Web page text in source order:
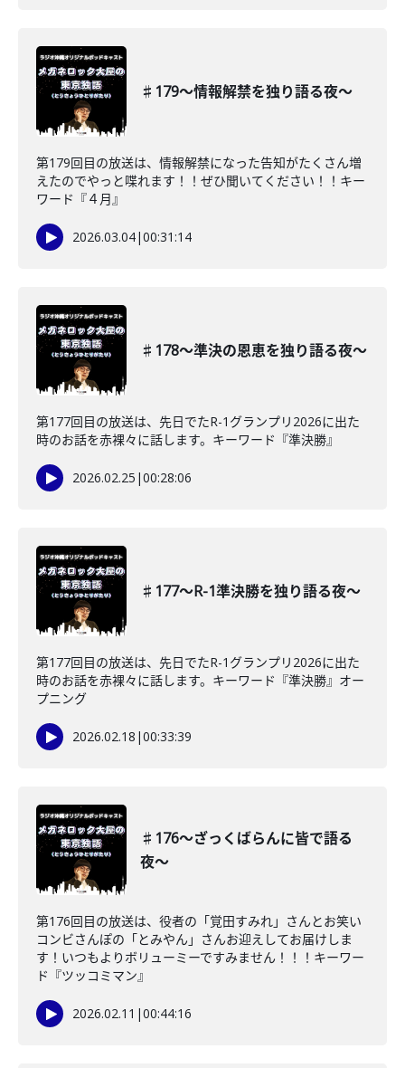
♯179〜情報解禁を独り語る夜〜
第179回目の放送は、情報解禁になった告知がたくさん増
えたのでやっと喋れます！！ぜひ聞いてください！！キー
ワード『４月』
2026.03.04|00:31:14
♯178〜準決の恩恵を独り語る夜〜
第177回目の放送は、先日でたR-1グランプリ2026に出た
時のお話を赤裸々に話します。キーワード『準決勝』
2026.02.25 |00:28:06
♯177〜R-1準決勝を独り語る夜〜
第177回目の放送は、先日でたR-1グランプリ2026に出た
時のお話を赤裸々に話します。キーワード『準決勝』オー
プニング
2026.02.18 |00:33:39
♯176〜ざっくばらんに皆で語る
夜〜
第176回目の放送は、役者の「覚田すみれ」さんとお笑い
コンビさんぽの「とみやん」さんお迎えしてお届けしま
す！いつもよりボリューミーですみません！！！キーワー
ド『ツッコミマン』
2026.02.11 |00:44:16